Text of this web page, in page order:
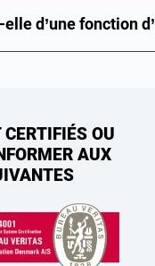
d’une fonction
OU
AUX